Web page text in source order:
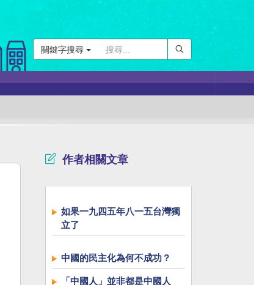
關鍵字搜尋
作者相關文章
如果一九四五年八一五台灣獨
立了
中國的民主化為何不成功？
「中國人」並非都是中國人